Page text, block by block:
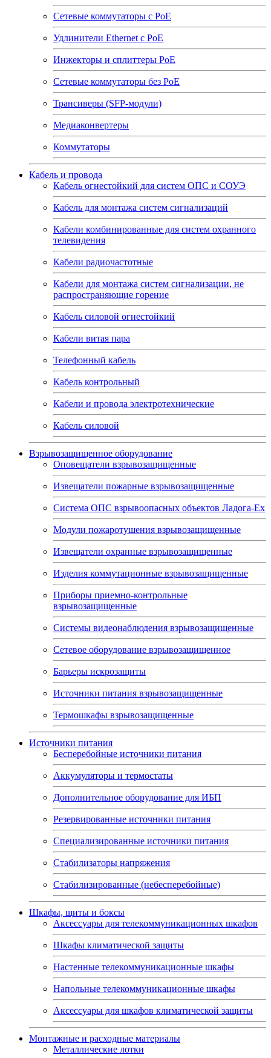
Сетевые коммутаторы с РоЕ
Удлинители Ethernet с PoE
Инжекторы и сплиттеры РоЕ
Сетевые коммутаторы без РоЕ
Трансиверы (SFP-модули)
Медиаконвертеры
Коммутаторы
Кабель и провода
Кабель огнестойкий для систем ОПС и СОУЭ
Кабель для монтажа систем сигнализаций
Кабели комбинированные для систем охранного
телевидения
Кабели радиочастотные
Кабели для монтажа систем сигнализации, не
распространяющие горение
Кабель силовой огнестойкий
Кабели витая пара
Телефонный кабель
Кабель контрольный
Кабели и провода электротехнические
Кабель силовой
Взрывозащищенное оборудование
Оповещатели взрывозащищенные
Извещатели пожарные взрывозащищенные
Система ОПС взрывоопасных объектов Ладога-Ex
Модули пожаротушения взрывозащищенные
Извещатели охранные взрывозащищенные
Изделия коммутационные взрывозащищенные
Приборы приемно-контрольные
взрывозащищенные
Системы видеонаблюдения взрывозащищенные
Сетевое оборудование взрывозащищенное
Барьеры искрозащиты
Источники питания взрывозащищенные
Термошкафы взрывозащищенные
Источники питания
Бесперебойные источники питания
Аккумуляторы и термостаты
Дополнительное оборудование для ИБП
Резервированные источники питания
Специализированные источники питания
Стабилизаторы напряжения
Стабилизированные (небесперебойные)
Шкафы, щиты и боксы
Аксессуары для телекоммуникационных шкафов
Шкафы климатической защиты
Настенные телекоммуникационные шкафы
Напольные телекоммуникационные шкафы
Аксессуары для шкафов климатической защиты
Монтажные и расходные материалы
Металлические лотки